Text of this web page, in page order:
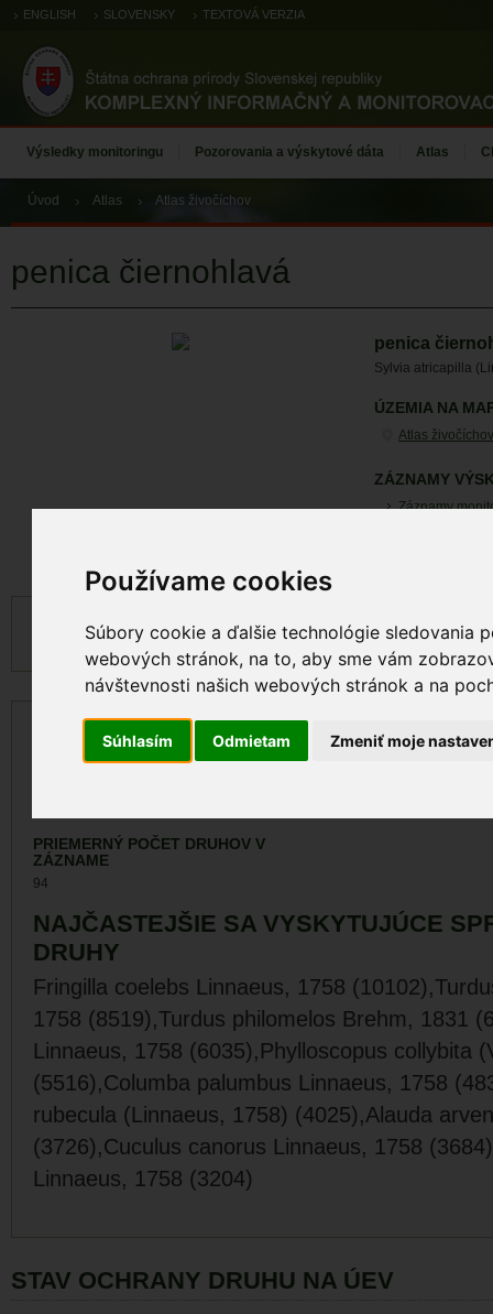
Používame cookies
Súbory cookie a ďalšie technológie sledovania
webových stránok, na to, aby sme vám
návštevnosti našich webových stránok a na
Súhlasím Odmietam Zmeniť moje
ENGLISH SLOVENSKY TEXTOVÁ VERZIA
Výsledky monitoringu Pozorovania a výskytové dáta Atlas
Úvod Atlas Atlas živočíchov
penica čiernohlavá
penica
Sylvia atricapilla
ÚZEMIA NA
Atlas živočíchov
ZÁZNAMY
Záznamy
CHRÁNENOSŤ
Biotop/druh národného významu
SPOLOČENSKÁ
500 EUR
POČET LOKALÍT
6 017 173 m2
PRIEMERNÝ POČET DRUHOV V
ZÁZNAME
94
NAJČASTEJŠIE SA VYSKYTUJÚCE
DRUHY
Fringilla coelebs Linnaeus, 1758
1758 (8519),Turdus philomelos Brehm, 1831
Linnaeus, 1758 (6035),Phylloscopus collybita
(5516),Columba palumbus Linnaeus, 1758
rubecula (Linnaeus, 1758) (4025),Alauda
(3726),Cuculus canorus Linnaeus, 1758
Linnaeus, 1758 (3204)
STAV OCHRANY DRUHU NA ÚEV